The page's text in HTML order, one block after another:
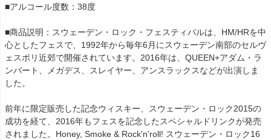
■アルコール度数：38度
■商品説明：スウェーデン・ロック・フェスティバルは、HM/HRを中
心としたフェスで、1992年から毎年6月にスウェーデン南部のセルヴ
ェスボリ近郊で開催されています。2016年は、QUEEN+アダム・ラ
ンバート、メガデス、スレイヤー、アンスラックスなどが出演しま
した。
前年に限定販売した記念ウィスキー、スウェーデン・ロック2015の
成功を経て、2016年もフェスを記念したスペシャルドリンクが発売
されました。Honey, Smoke & Rock'n'roll! スウェーデン・ロック16